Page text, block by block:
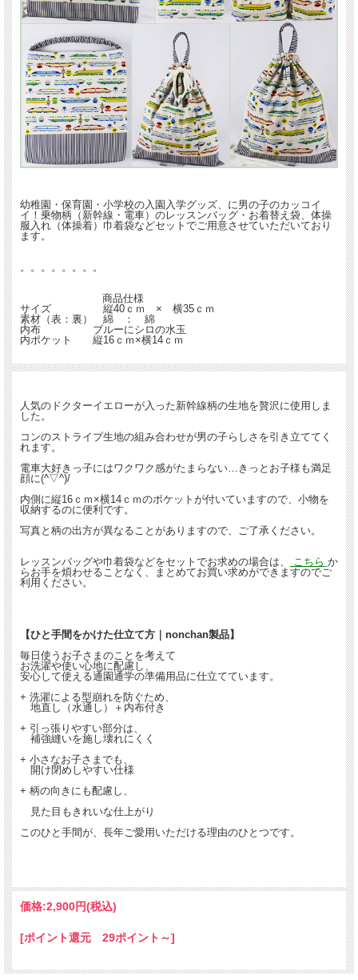
幼稚園・保育園・小学校の入園入学グッズ、に男の子のカッコイ
イ！乗物柄（新幹線・電車）のレッスンバッグ・お着替え袋、体操
服入れ（体操着）巾着袋などセットでご用意させていただいており
ます。
。。。。。。。。
商品仕様
サイズ
縦40ｃｍ × 横35ｃｍ
素材（表：裏）
綿 ： 綿
内布
ブルーにシロの水玉
内ポケット
縦16ｃｍ×横14ｃｍ
人気のドクターイエローが入った新幹線柄の生地を贅沢に使用しま
した。
コンのストライプ生地の組み合わせが男の子らしさを引き立ててく
れます。
電車大好きっ子にはワクワク感がたまらない…きっとお子様も満足
顔に(^▽^)/
内側に縦16ｃｍ×横14ｃｍのポケットが付いていますので、小物を
収納するのに便利です。
写真と柄の出方が異なることがありますので、ご了承ください。
レッスンバッグや巾着袋などをセットでお求めの場合は、 こちら か
らお手を煩わせることなく、まとめてお買い求めができますのでご
利用ください。
【ひと手間をかけた仕立て方｜nonchan製品】
毎日使うお子さまのことを考えて
お洗濯や使い心地に配慮し、
安心して使える通園通学の準備用品に仕立てています。
+ 洗濯による型崩れを防ぐため、
地直し（水通し）＋内布付き
+ 引っ張りやすい部分は、
補強縫いを施し壊れにくく
+ 小さなお子さまでも、
開け閉めしやすい仕様
+ 柄の向きにも配慮し、
見た目もきれいな仕上がり
このひと手間が、長年ご愛用いただける理由のひとつです。
価格:2,900円(税込)
[ポイント還元 29ポイント～]